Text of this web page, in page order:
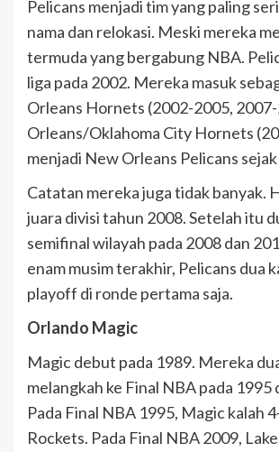
Pelicans menjadi tim yang paling
nama dan relokasi. Meski mereka
termuda yang bergabung NBA.
liga pada 2002. Mereka masuk
Orleans Hornets (2002-2005,
Orleans/Oklahoma City Hornets
menjadi New Orleans Pelicans
Catatan mereka juga tidak banyak.
juara divisi tahun 2008. Setelah itu
semifinal wilayah pada 2008 dan
enam musim terakhir, Pelicans dua
playoff di ronde pertama saja.
Orlando Magic
Magic debut pada 1989. Mereka
melangkah ke Final NBA pada 1995
Pada Final NBA 1995, Magic kalah
Rockets. Pada Final NBA 2009,